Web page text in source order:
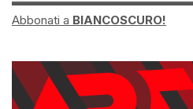
Abbonati a BIANCOSCURO!